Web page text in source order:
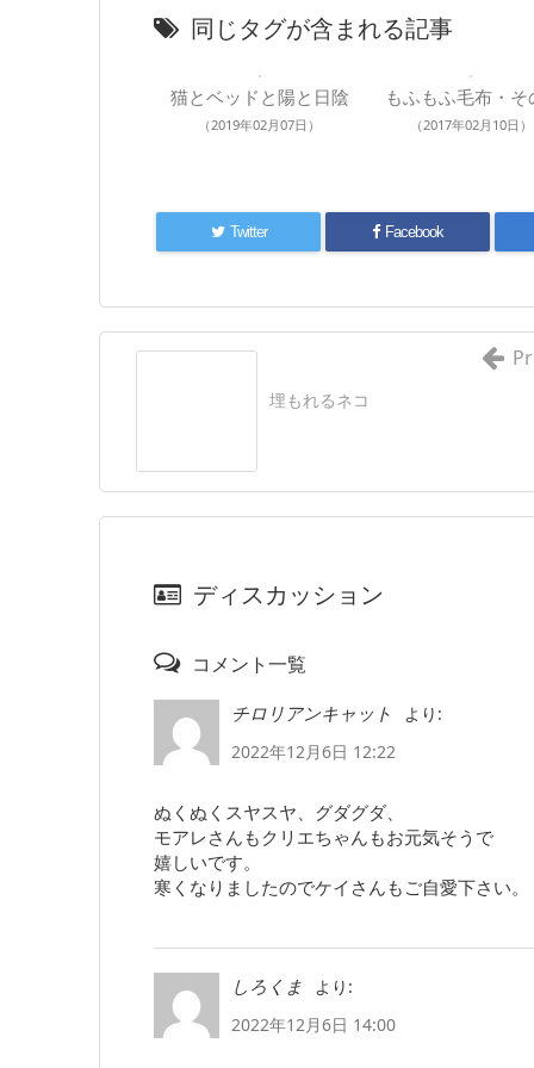
同じタグが含まれる記事
猫とベッドと陽と日陰
（2019年02月07日）
もふもふ毛布・そ
（2017年02月10日）
Twitter Facebook
埋もれるネコ
ディスカッション
コメント一覧
チロリアンキャット
より:
2022年12月6日 12:22
ぬくぬくスヤスヤ、グダグダ、
モアレさんもクリエちゃんもお元気そうで
嬉しいです。
寒くなりましたのでケイさんもご自愛下さい。
しろくま
より:
2022年12月6日 14:00